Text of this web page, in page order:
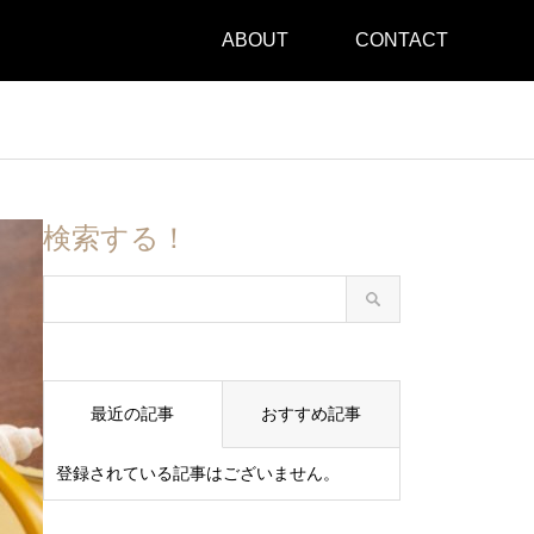
ABOUT CONTACT
検索する！
最近の記事 おすすめ記事
登録されている記事はございません。